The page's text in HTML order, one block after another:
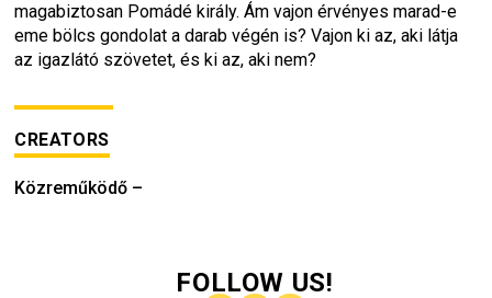
magabiztosan Pomádé király. Ám vajon érvényes marad-e
eme bölcs gondolat a darab végén is? Vajon ki az, aki látja
az igazlátó szövetet, és ki az, aki nem?
CREATORS
Közreműködő –
FOLLOW US!